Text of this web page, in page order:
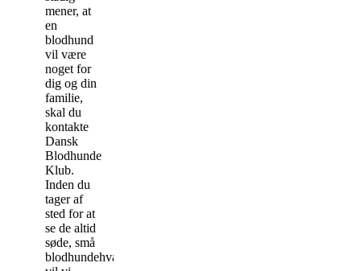
mener, at
en
blodhund
vil være
noget for
dig og din
familie,
skal du
kontakte
Dansk
Blodhunde
Klub.
Inden du
tager af
sted for at
se de altid
søde, små
blodhundehvalpe,